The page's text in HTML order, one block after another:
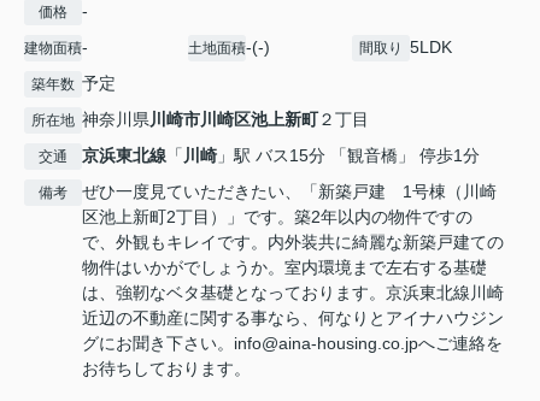
価格 -
建物面積- 土地面積-(-) 間取り 5LDK
築年数 予定
所在地 神奈川県川崎市川崎区池上新町２丁目
交通 京浜東北線 「 川崎 」駅 バス15分 「観音橋」 停歩1分
備考
ぜひ一度見ていただきたい、「新築戸建 1号棟（川崎
区池上新町2丁目）」です。築2年以内の物件ですの
で、外観もキレイです。内外装共に綺麗な新築戸建ての
物件はいかがでしょうか。室内環境まで左右する基礎
は、強靭なベタ基礎となっております。京浜東北線川崎
近辺の不動産に関する事なら、何なりとアイナハウジン
グにお聞き下さい。info@aina-housing.co.jpへご連絡を
お待ちしております。